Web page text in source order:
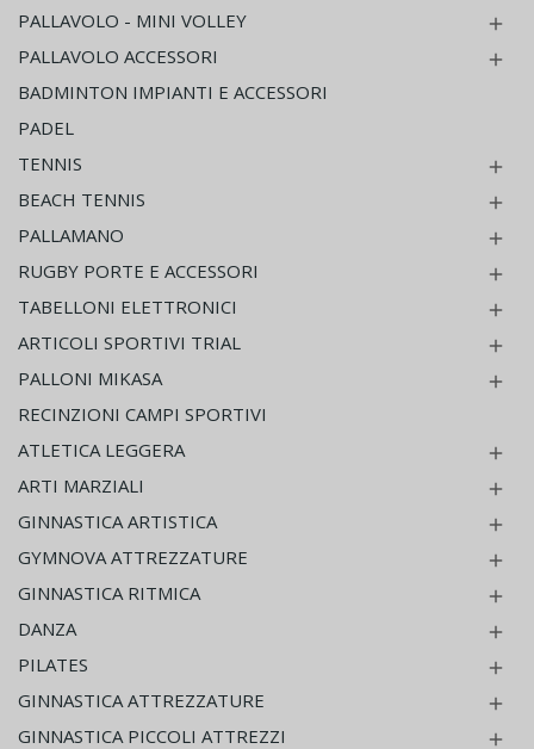
PALLAVOLO - MINI VOLLEY 
PALLAVOLO ACCESSORI 
BADMINTON IMPIANTI E ACCESSORI
PADEL
TENNIS

BEACH TENNIS 
PALLAMANO 
RUGBY PORTE E ACCESSORI 
TABELLONI ELETTRONICI 
ARTICOLI SPORTIVI TRIAL 
PALLONI MIKASA 
RECINZIONI CAMPI SPORTIVI
ATLETICA LEGGERA

ARTI MARZIALI 
GINNASTICA ARTISTICA 
GYMNOVA ATTREZZATURE 
GINNASTICA RITMICA 
DANZA 
PILATES 
GINNASTICA ATTREZZATURE 
GINNASTICA PICCOLI ATTREZZI 